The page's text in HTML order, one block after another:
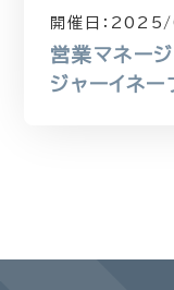
開催日： 2025/
営業マネー
ジャーイネ